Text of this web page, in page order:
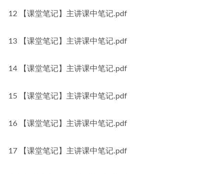
12 【课堂笔记】主讲课中笔记.pdf
13 【课堂笔记】主讲课中笔记.pdf
14 【课堂笔记】主讲课中笔记.pdf
15 【课堂笔记】主讲课中笔记.pdf
16 【课堂笔记】主讲课中笔记.pdf
17 【课堂笔记】主讲课中笔记.pdf